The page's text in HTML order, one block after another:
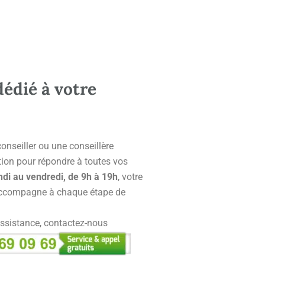
à votre
ou une conseillère
pour répondre à toutes vos
au vendredi, de 9h à 19h, votre
à chaque étape de
contactez-nous